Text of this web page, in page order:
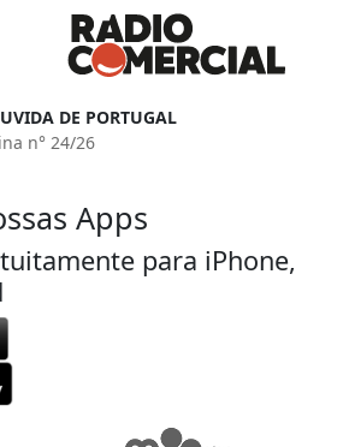
DE PORTUGAL
n° 24/26
Apps
para iPhone,